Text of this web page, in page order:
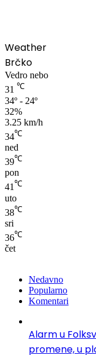
Weather
Brčko
Vedro nebo
31 ℃
34º - 24º
32%
3.25 km/h
34℃
ned
39℃
pon
41℃
uto
38℃
sri
36℃
čet
Nedavno
Popularno
Komentari
Alarm u
promene, u